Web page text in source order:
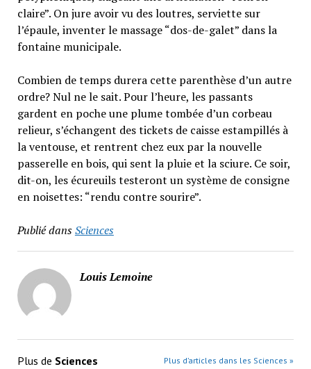
claire”. On jure avoir vu des loutres, serviette sur
l’épaule, inventer le massage “dos-de-galet” dans la
fontaine municipale.
Combien de temps durera cette parenthèse d’un autre
ordre? Nul ne le sait. Pour l’heure, les passants
gardent en poche une plume tombée d’un corbeau
relieur, s’échangent des tickets de caisse estampillés à
la ventouse, et rentrent chez eux par la nouvelle
passerelle en bois, qui sent la pluie et la sciure. Ce soir,
dit-on, les écureuils testeront un système de consigne
en noisettes: “rendu contre sourire”.
Publié dansSciences
Louis Lemoine
Plus de Sciences Plus d’articles dans les Sciences »